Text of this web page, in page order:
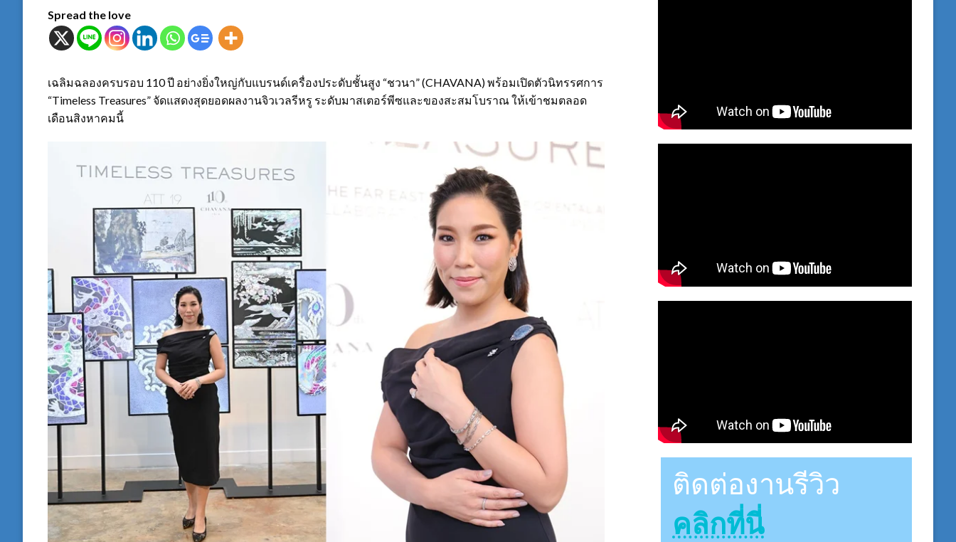
Spread the love
เฉลิมฉลองครบรอบ 110 ปี อย่างยิ่งใหญ่กับแบรนด์เครื่องประดับชั้นสูง “ชวนา” (CHAVANA) พร้อมเปิดตัวนิทรรศการ
“Timeless Treasures” จัดแสดงสุดยอดผลงานจิวเวลรีหรู ระดับมาสเตอร์พีซและของสะสมโบราณ ให้เข้าชมตลอด
เดือนสิงหาคมนี้
ติดต่องานรีวิว
คลิกที่นี่